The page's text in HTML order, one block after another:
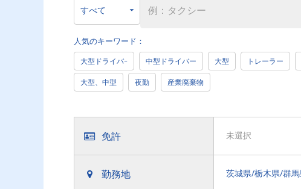
人気のキーワード：
大型ドライバｰ 中型ドライバー 大型 トレーラー
大型、中型 夜勤 産業廃棄物
免許 未選択
勤務地